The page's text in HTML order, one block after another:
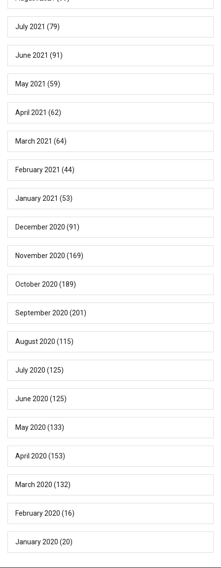
July 2021 (79)
June 2021 (91)
May 2021 (59)
April 2021 (62)
March 2021 (64)
February 2021 (44)
January 2021 (53)
December 2020 (91)
November 2020 (169)
October 2020 (189)
September 2020 (201)
August 2020 (115)
July 2020 (125)
June 2020 (125)
May 2020 (133)
April 2020 (153)
March 2020 (132)
February 2020 (16)
January 2020 (20)